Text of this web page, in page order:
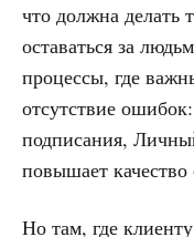
что должна делать
оставаться за
процессы, где
отсутствие
подписания,
повышает
Но там, где